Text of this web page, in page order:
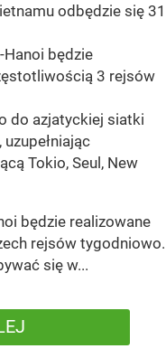
odbędzie się 31
Hanoi będzie
3 rejsów
do azjatyckiej siatki
Tokio, Seul, New
będzie realizowane
rejsów tygodniowo.
się w...